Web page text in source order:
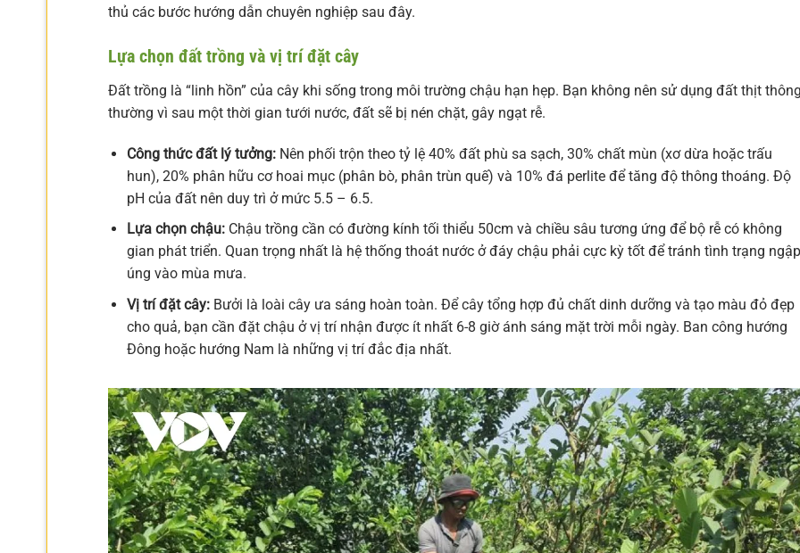
thủ các bước hướng dẫn chuyên nghiệp sau đây.
Lựa chọn đất trồng và vị trí đặt cây
Đất trồng là “linh hồn” của cây khi sống trong môi trường chậu hạn hẹp. Bạn không nên sử dụng đất thịt
thường vì sau một thời gian tưới nước, đất sẽ bị nén chặt, gây ngạt rễ.
Công thức đất lý tưởng:Nên phối trộn theo tỷ lệ 40% đất phù sa sạch, 30% chất mùn (xơ dừa hoặc trấu
hun), 20% phân hữu cơ hoai mục (phân bò, phân trùn quế) và 10% đá perlite để tăng độ thông thoáng. Độ
pH của đất nên duy trì ở mức 5.5 – 6.5.
Lựa chọn chậu:Chậu trồng cần có đường kính tối thiểu 50cm và chiều sâu tương ứng để bộ rễ có không
gian phát triển. Quan trọng nhất là hệ thống thoát nước ở đáy chậu phải cực kỳ tốt để tránh tình trạng ngập
úng vào mùa mưa.
Vị trí đặt cây:Bưởi là loài cây ưa sáng hoàn toàn. Để cây tổng hợp đủ chất dinh dưỡng và tạo màu đỏ đẹp
cho quả, bạn cần đặt chậu ở vị trí nhận được ít nhất 6-8 giờ ánh sáng mặt trời mỗi ngày. Ban công hướng
Đông hoặc hướng Nam là những vị trí đắc địa nhất.